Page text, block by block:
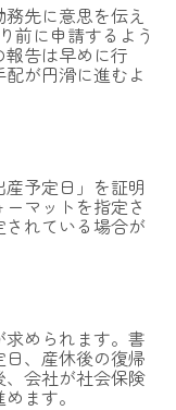
先に意思を伝え
前に申請するよう
告は早めに行
が円滑に進むよ
予定日」を証明
マットを指定さ
れている場合が
められます。書
、産休後の復帰
会社が社会保険
ます。